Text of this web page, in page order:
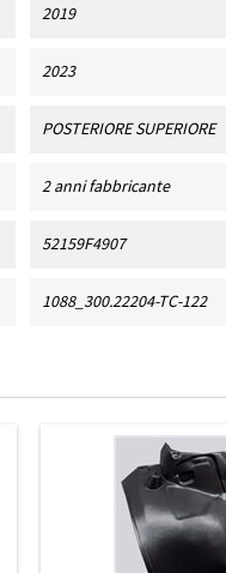
2019
2023
POSTERIORE SUPERIORE
2 anni fabbricante
52159F4907
1088_300.22204-TC-122